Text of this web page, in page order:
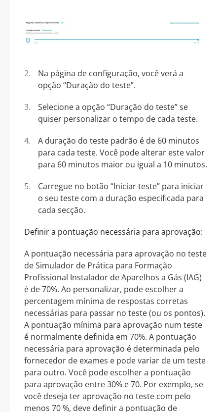
Na página de configuração, você verá a
opção “Duração do teste”.
Selecione a opção “Duração do teste” se
quiser personalizar o tempo de cada teste.
A duração do teste padrão é de 60 minutos
para cada teste. Você pode alterar este valor
para 60 minutos maior ou igual a 10 minutos.
Carregue no botão “Iniciar teste” para iniciar
o seu teste com a duração especificada para
cada secção.
Definir a pontuação necessária para aprovação:
A pontuação necessária para aprovação no teste
de Simulador de Prática para Formação
Profissional Instalador de Aparelhos a Gás (IAG)
é de 70%. Ao personalizar, pode escolher a
percentagem mínima de respostas corretas
necessárias para passar no teste (ou os pontos).
A pontuação mínima para aprovação num teste
é normalmente definida em 70%. A pontuação
necessária para aprovação é determinada pelo
fornecedor de exames e pode variar de um teste
para outro. Você pode escolher a pontuação
para aprovação entre 30% e 70. Por exemplo, se
você deseja ter aprovação no teste com pelo
menos 70 %, deve definir a pontuação de